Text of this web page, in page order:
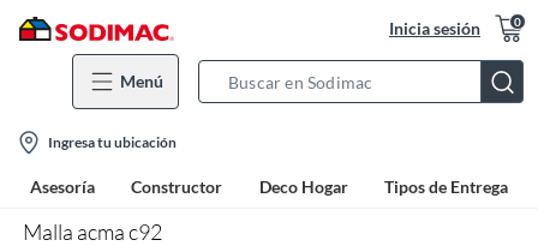
Inicia sesión 0
Menú
Bar
location-
icon
Ingresa tu ubicación
Asesoría Constructor Deco Hogar Tipos de Entrega
Malla acma c92